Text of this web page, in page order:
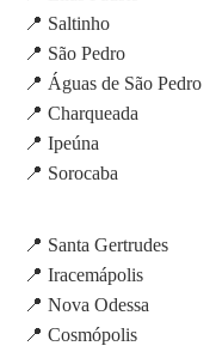
📍 Saltinho
📍 São Pedro
📍 Águas de São Pedro
📍 Charqueada
📍 Ipeúna
📍 Sorocaba
📍 Santa Gertrudes
📍 Iracemápolis
📍 Nova Odessa
📍 Cosmópolis